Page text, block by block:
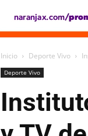
Inicio Deporte Vivo
Deporte Vivo